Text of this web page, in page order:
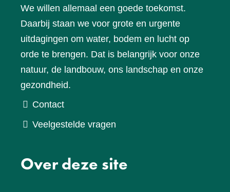
We willen allemaal een goede toekomst.
Daarbij staan we voor grote en urgente
uitdagingen om water, bodem en lucht op
orde te brengen. Dat is belangrijk voor onze
natuur, de landbouw, ons landschap en onze
gezondheid.
Contact
Veelgestelde vragen
Over deze site